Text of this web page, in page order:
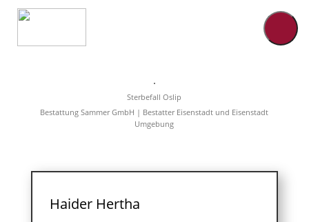
Rat&Hilfe
Sterbefälle
Sterbefall Oslip
Bestattung Sammer GmbH | Bestatter Eisenstadt und Eisenstadt
Umgebung
Haider Hertha